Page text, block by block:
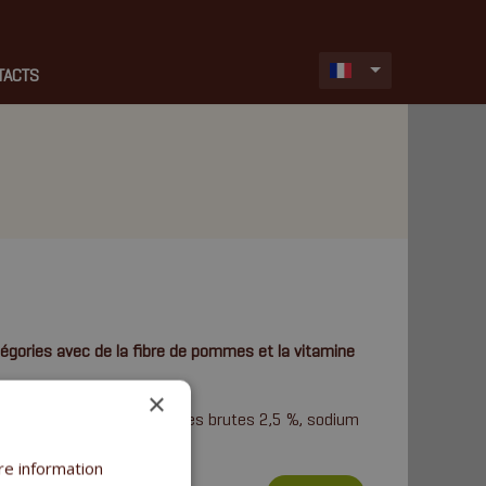
avec de la fibre de pommes et la vitamine
brutes 6,1 % cendres brutes 2,5 %, sodium
×
information